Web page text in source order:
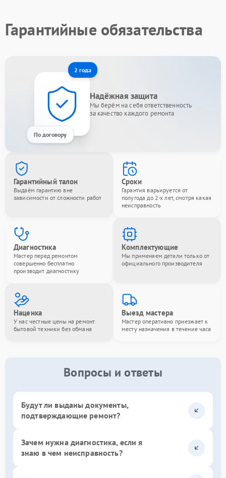
Гарантийные обязательства
2 года
По договору
Надёжная защита
Мы берём на себя ответственность
за качество каждого ремонта
Гарантийный талон
Выдаём гарантию вне
зависимости от сложности работ
Сроки
Гарантия варьируется от
полугода до 2-х лет, смотря какая
неисправность
Диагностика
Мастер перед ремонтом
совершенно бесплатно
производит диагностику
Комплектующие
Мы применяем детали только от
официального производителя
Наценка
У нас честные цены на ремонт
бытовой техники без обмана
Выезд мастера
Мастер оперативно приезжает к
месту назначения в течение часа
Вопросы и ответы
Будут ли выданы документы,
подтверждающие ремонт?
Зачем нужна диагностика, если я
знаю в чем неисправность?